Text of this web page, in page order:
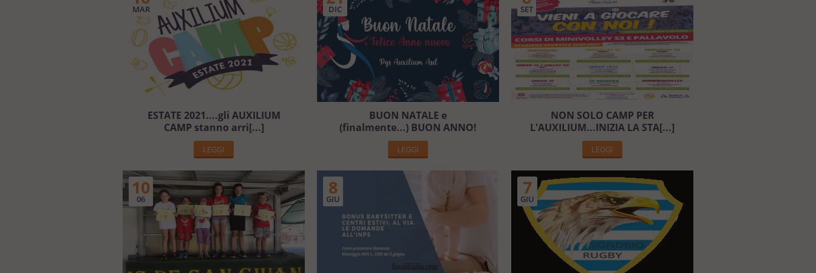
MAR
ESTATE 2021....gli AUXILIUM
CAMP stanno arri[...]
LEGGI
DIC
BUON NATALE e
(finalmente...) BUON ANNO!
LEGGI
SET
NON SOLO CAMP PER
L'AUXILIUM...INIZIA LA STA[...]
LEGGI
10
06
8
GIU
7
GIU